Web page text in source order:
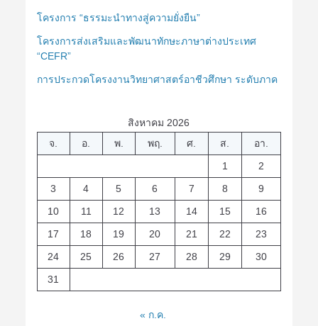
โครงการ “ธรรมะนำทางสู่ความยั่งยืน”
โครงการส่งเสริมและพัฒนาทักษะภาษาต่างประเทศ
“CEFR”
การประกวดโครงงานวิทยาศาสตร์อาชีวศึกษา ระดับภาค
สิงหาคม 2026
จ.
อ. พ. พฤ. ศ. ส.
อา.
1
2
3
4 5 6 7 8
9
10
11 12 13 14 15
16
17
18 19 20 21 22
23
24
25 26 27 28 29
30
31
« ก.ค.